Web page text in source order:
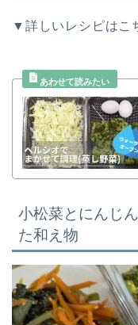
▼詳しいレシピはこ
小松菜とにんじ
た和え物